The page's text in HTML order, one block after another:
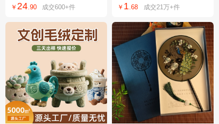
光秒17pm镜头膜
￥ 24 90 成交600+件
食品级包装塑料袋
￥ 1 .68 成交21万+件